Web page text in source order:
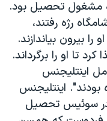
مشغول تحصیل بود.
رژه رفتند،
بیرون بیاندازند.
تا او را برگرداند.
اینتلیجنس
اینتلیجنس
سوئیس تحصیل